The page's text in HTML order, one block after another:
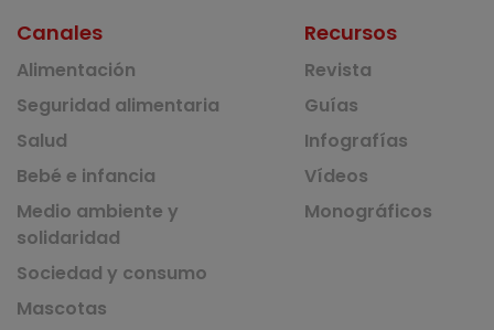
Canales
Alimentación
Seguridad alimentaria
Salud
Bebé e infancia
Medio ambiente y
solidaridad
Sociedad y consumo
Mascotas
Recursos
Revista
Guías
Infografías
Vídeos
Monográficos